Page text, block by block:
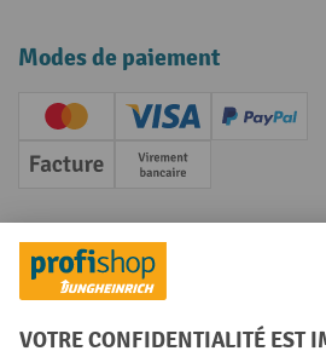
Modes de paiement
Creditcard (Master)Creditcard (Visa)
PayPal
Facture Paiement anticipé
Réseaux sociaux
Facebook
YouTube
LinkedInInstagram